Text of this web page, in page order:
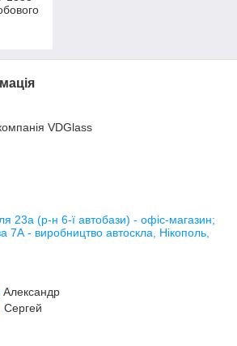
VDGlass
23а (р-н 6-ї автобази) - офіс-магазин;
7А - виробництво автоскла, Нікополь,
, Александр
, Сергей